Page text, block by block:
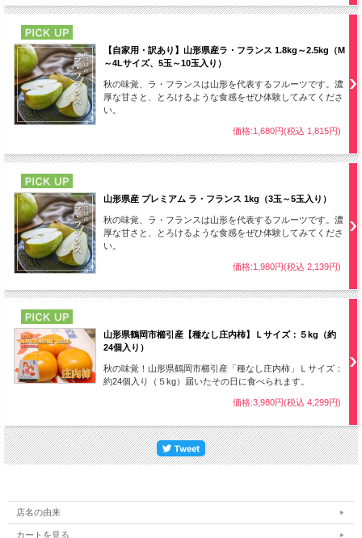
【自家用・訳あり】山形県産ラ・フランス 1.8kg～2.5kg（M
～4Lサイズ、5玉～10玉入り）
秋の味覚、ラ・フランスは山形を代表するフルーツです。濃
厚な甘さと、とろけるような食感をぜひ体験してみてくださ
い。
価格:1,680円(税込 1,815円)
山形県産 プレミアム ラ・フランス 1kg（3玉～5玉入り）
秋の味覚、ラ・フランスは山形を代表するフルーツです。濃
厚な甘さと、とろけるような食感をぜひ体験してみてくださ
い。
価格:1,980円(税込 2,139円)
山形県鶴岡市櫛引産【種なし庄内柿】Ｌサイズ：５kg（約
24個入り）
秋の味覚！山形県鶴岡市櫛引産「種なし庄内柿」Ｌサイズ：
約24個入り（５kg）届いたその日に食べられます。
価格:3,980円(税込 4,299円)
店名の由来
カートを見る